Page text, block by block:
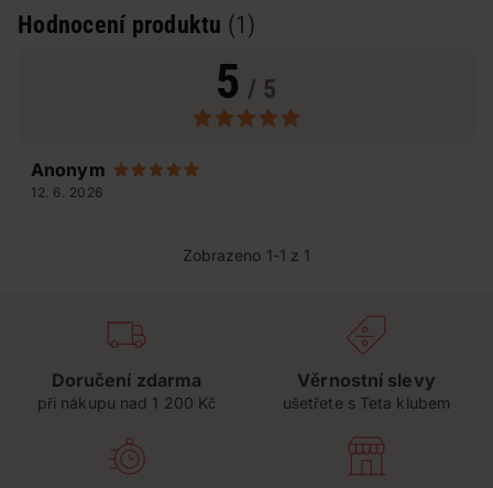
Hodnocení produktu (1)
5 / 5
Anonym
12. 6. 2026
Zobrazeno 1-1 z 1
Doručení zdarma
při nákupu nad 1 200 Kč
Věrnostní slevy
ušetřete s Teta klubem